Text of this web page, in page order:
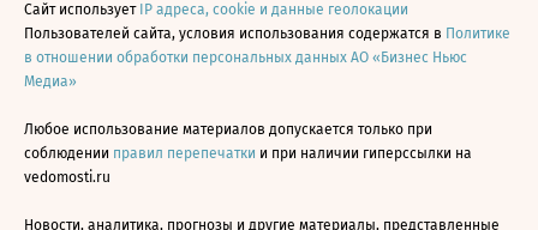
Сайт использует IP адреса, cookie и данные геолокации
Пользователей сайта, условия использования содержатся в Политике
в отношении обработки персональных данных АО «Бизнес Ньюс
Медиа»
Любое использование материалов допускается только при
соблюдении правил перепечатки и при наличии гиперссылки на
vedomosti.ru
Новости, аналитика, прогнозы и другие материалы, представленные